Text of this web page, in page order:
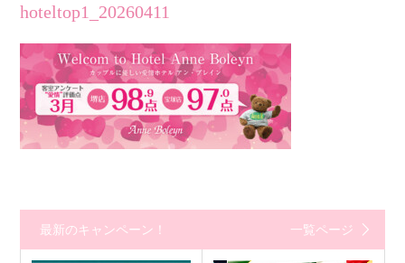
hoteltop1_20260411
最新のキャンペーン！ 一覧ページ